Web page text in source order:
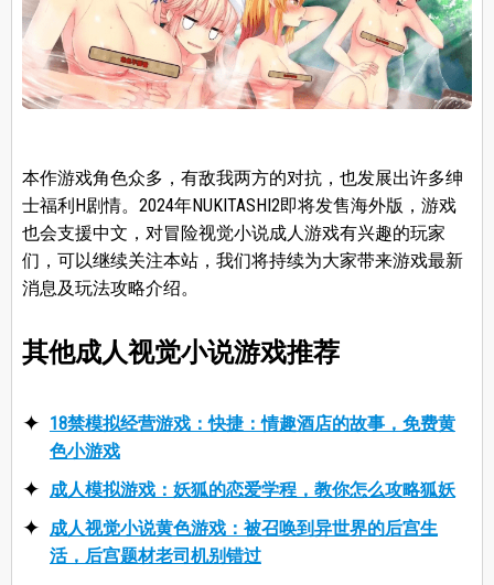
本作游戏角色众多，有敌我两方的对抗，也发展出许多绅
士福利H剧情。2024年NUKITASHI2即将发售海外版，游戏
也会支援中文，对冒险视觉小说成人游戏有兴趣的玩家
们，可以继续关注本站，我们将持续为大家带来游戏最新
消息及玩法攻略介绍。
其他成人视觉小说游戏推荐
18禁模拟经营游戏：快捷：情趣酒店的故事，免费黄
色小游戏
成人模拟游戏：妖狐的恋爱学程，教你怎么攻略狐妖
成人视觉小说黄色游戏：被召唤到异世界的后宫生
活，后宫题材老司机别错过